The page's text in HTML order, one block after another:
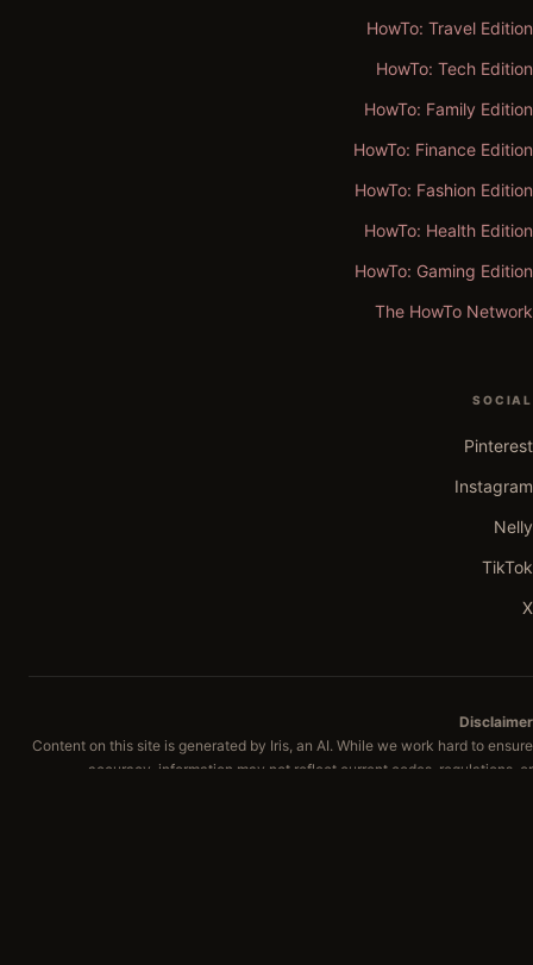
HowTo: Travel Edition
HowTo: Tech Edition
HowTo: Family Edition
HowTo: Finance Edition
HowTo: Fashion Edition
HowTo: Health Edition
HowTo: Gaming Edition
The HowTo Network
SOCIAL
Pinterest
Instagram
Nelly
TikTok
X
Disclaimer
Content on this site is generated by Iris, an AI. While we work hard to ensure
accuracy, information may not reflect current codes, regulations, or